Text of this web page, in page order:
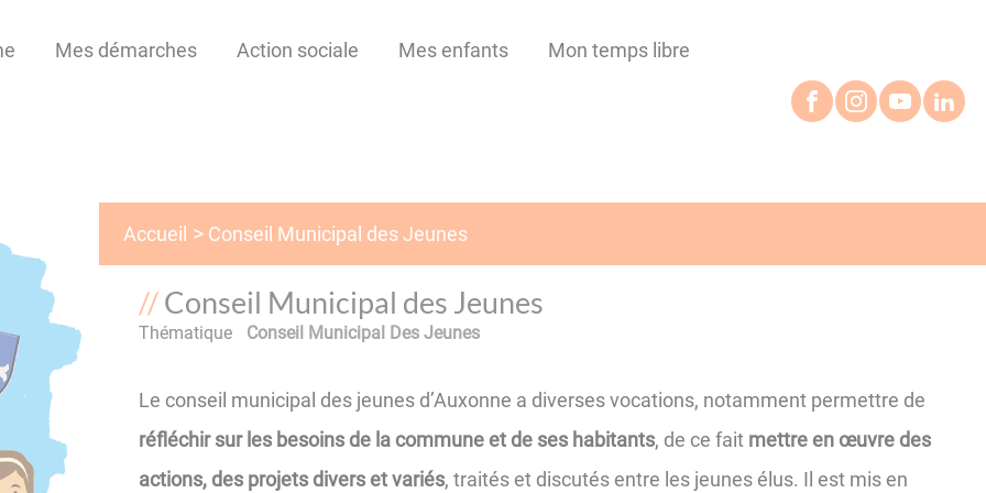
Mes démarches Action sociale Mes enfants Mon temps libre
Accueil Conseil Municipal des Jeunes
Conseil Municipal des Jeunes
Thématique Conseil Municipal Des Jeunes
Le conseil municipal des jeunes d’Auxonne a diverses vocations, notamment permettre de
réfléchir sur les besoins de la commune et de ses habitants, de ce fait mettre en œuvre des
actions, des projets divers et variés, traités et discutés entre les jeunes élus. Il est mis en